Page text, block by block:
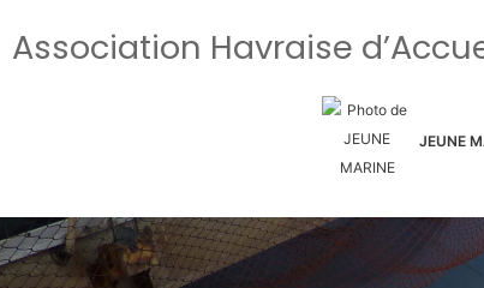
Association Havraise
JEUNE